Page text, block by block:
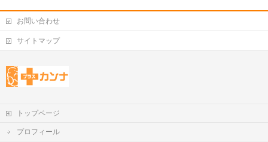
お問い合わせ
サイトマップ
トップページ
プロフィール